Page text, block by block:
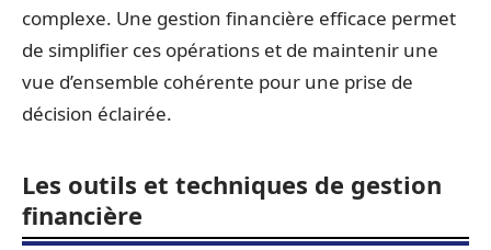
complexe. Une gestion financière efficace permet
de simplifier ces opérations et de maintenir une
vue d’ensemble cohérente pour une prise de
décision éclairée.
Les outils et techniques de gestion
financière